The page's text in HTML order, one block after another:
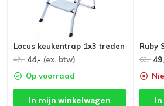
Locus keukentrap 1x3 treden
47,- 44,- (ex. btw)
Op voorraad
In mijn winkelwagen
Ruby
63,-